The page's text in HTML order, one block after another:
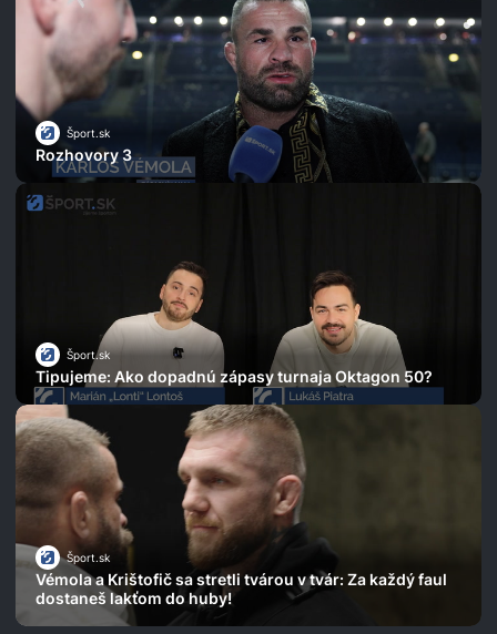
Šport.sk
Rozhovory 3
Šport.sk
Tipujeme: Ako dopadnú zápasy turnaja Oktagon 50?
Šport.sk
Vémola a Krištofič sa stretli tvárou v tvár: Za každý faul
dostaneš lakťom do huby!